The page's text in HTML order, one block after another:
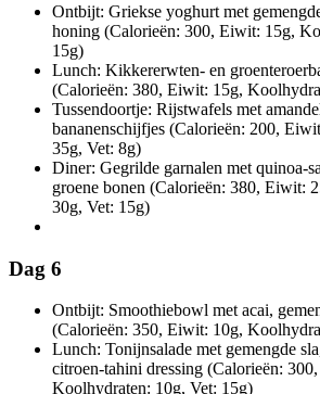
Ontbijt: Griekse yoghurt met
honing (Calorieën: 300, Eiwit: 15g,
15g)
Lunch: Kikkererwten- en
(Calorieën: 380, Eiwit: 15g,
Tussendoortje: Rijstwafels met
bananenschijfjes (Calorieën: 200,
35g, Vet: 8g)
Diner: Gegrilde garnalen met quinoa-
groene bonen (Calorieën: 380, Eiwit:
30g, Vet: 15g)
Dag 6
Ontbijt: Smoothiebowl met acai,
(Calorieën: 350, Eiwit: 10g,
Lunch: Tonijnsalade met gemengde
citroen-tahini dressing (Calorieën:
Koolhydraten: 10g, Vet: 15g)